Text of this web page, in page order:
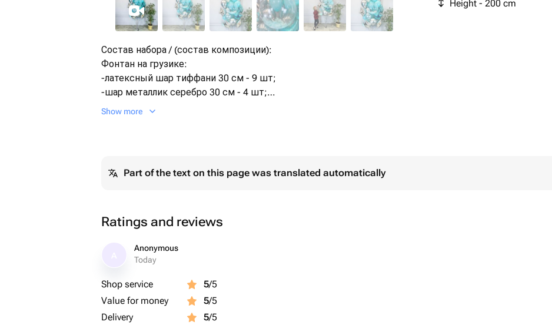
Height - 200 cm
Состав набора / (состав композиции):
Фонтан на грузике:
-латексный шар тиффани 30 см - 9 шт;
-шар металлик серебро 30 см - 4 шт;
-шар хром серебро 30 см - 5 шт;
Show more
Part of the text on this page was translated automatically
Ratings and reviews
Anonymous
Today
Shop service 5/5
Value for money
5/5
Delivery
5/5